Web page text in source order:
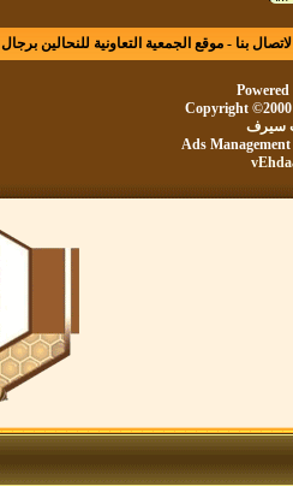
بنا-موقع الجمعية التعاونية للنحالين برجال ألمع
Copyright
Ads